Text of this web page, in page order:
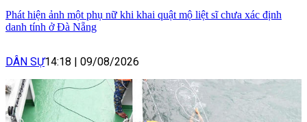
Phát hiện ảnh một phụ nữ khi khai quật mộ liệt sĩ chưa xác định
danh tính ở Đà Nẵng
DÂN SỰ14:18 09/08/2026